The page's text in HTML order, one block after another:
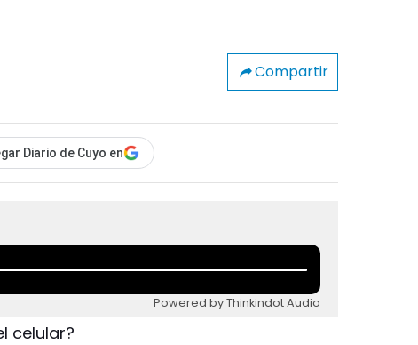
Compartir
Diario de Cuyo en
Powered by Thinkindot Audio
celular?